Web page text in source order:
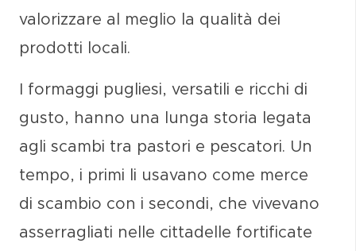
valorizzare al meglio la qualità dei
prodotti locali.
formaggi pugliesi, versatili e ricchi di
gusto, hanno una lunga storia legata
agli scambi tra pastori e pescatori. Un
tempo, i primi li usavano come merce
di scambio con i secondi, che vivevano
asserragliati nelle cittadelle fortificate